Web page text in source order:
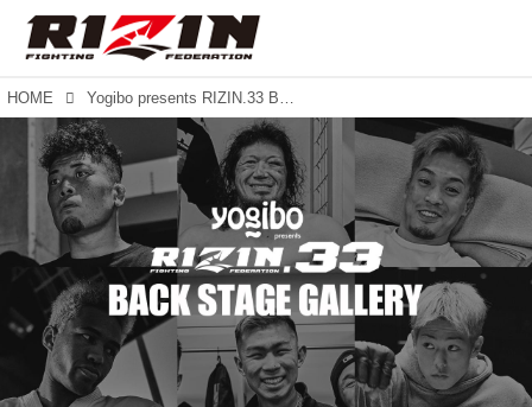
HOME Yogibo presents RIZIN.33 BACKSTAGE GALLERY vol.2